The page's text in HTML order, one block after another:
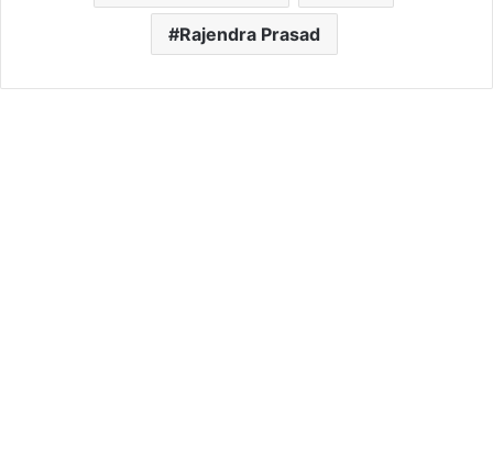
Rajendra Prasad